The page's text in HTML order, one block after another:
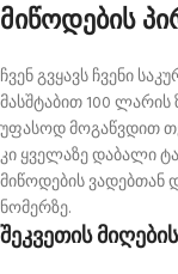
მიწოდების
ჩვენ გვყავს ჩვენი
მასშტაბით 100
უფასოდ მოგაწვდით
კი ყველაზე დაბალი
მიწოდების ვადებთან
ნომერზე.
შეკვეთის